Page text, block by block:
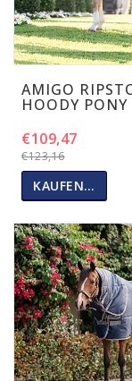
AMIGO
HOODY PONY
€123,16
€109,47
KAUFEN…